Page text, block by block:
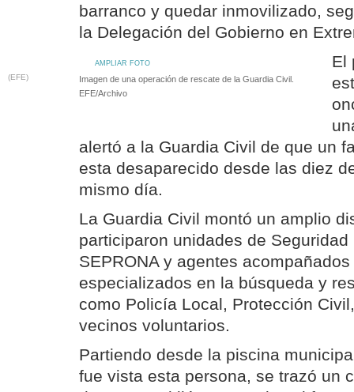
barranco y quedar inmovilizado,
la Delegación del Gobierno en
AMPLIAR FOTO
(EFE)
Imagen de una operación de rescate de la Guardia Civil.
EFE/Archivo
El
alertó a la Guardia Civil de que un
esta desaparecido desde las diez
mismo día.
La Guardia Civil montó un amplio
participaron unidades de Seguridad
SEPRONA y agentes
especializados en la búsqueda y
como Policía Local, Protección
vecinos voluntarios.
Partiendo desde la piscina
fue vista esta persona, se trazó un